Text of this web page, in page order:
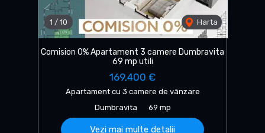
1 / 10 Harta
Comision 0% Apartament 3 camere Dumbravita
69 mp utili
169,400 €
Apartament cu 3 camere de vânzare
Dumbravita
69 mp
Vezi mai multe detalii